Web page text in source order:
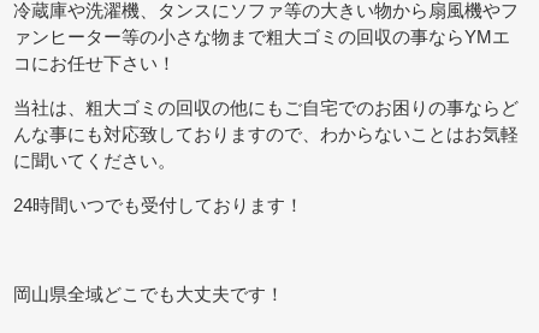
冷蔵庫や洗濯機、タンスにソファ等の大きい物から扇風機やフ
ァンヒーター等の小さな物まで粗大ゴミの回収の事ならYMエ
コにお任せ下さい！
当社は、粗大ゴミの回収の他にもご自宅でのお困りの事ならど
んな事にも対応致しておりますので、わからないことはお気軽
に聞いてください。
24時間いつでも受付しております！
岡山県全域どこでも大丈夫です！